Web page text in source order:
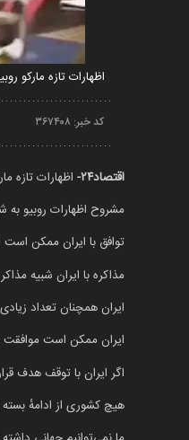
اظهارات تازه مارکو
کد خبر: ۳۶۷۴۰۸
اقتصاد۲۴-
اظهارات تازه
مشروح اظهارات روبیو
توافق با ایران ممکن است
مذاکره با ایران شبیه
ایران همچنان تعداد
ایران ممکن است موافقت
اگر ایران با توقف هدف
هیچ کشوری از ادامهٔ